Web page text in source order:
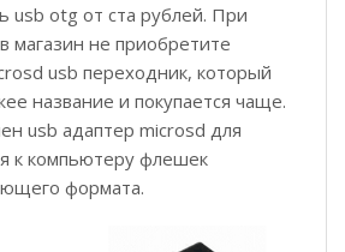
usb otg от ста рублей. При
магазин не приобретите
usb переходник, который
название и покупается чаще.
usb адаптер microsd для
к компьютеру флешек
формата.